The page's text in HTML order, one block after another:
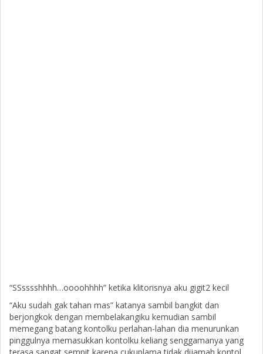
“SSsssshhhh…oooohhhh” ketika klitorisnya aku gigit2 kecil
“Aku sudah gak tahan mas” katanya sambil bangkit dan
berjongkok dengan membelakangiku kemudian sambil
memegang batang kontolku perlahan-lahan dia menurunkan
pinggulnya memasukkan kontolku keliang senggamanya yang
terasa sangat sempit karena cukuplama tidak dijamah kontol